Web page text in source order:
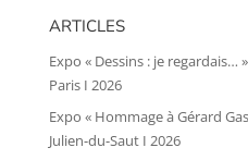
ARTICLES
Expo « Dessins : je regardais…
Paris I 2026
Expo « Hommage à Gérard
Julien-du-Saut I 2026